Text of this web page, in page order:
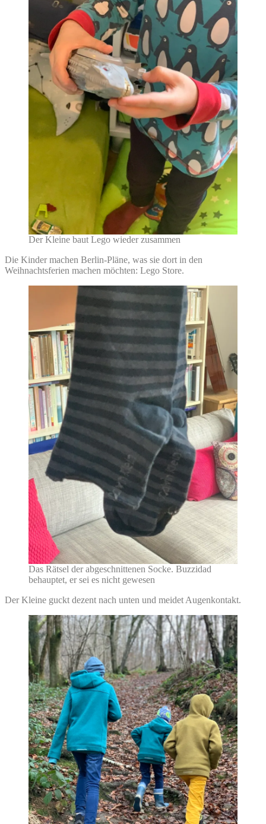
Der Kleine baut Lego wieder zusammen
Die Kinder machen Berlin-Pläne, was sie dort in den
Weihnachtsferien machen möchten: Lego Store.
Das Rätsel der abgeschnittenen Socke. Buzzidad
behauptet, er sei es nicht gewesen
Der Kleine guckt dezent nach unten und meidet Augenkontakt.